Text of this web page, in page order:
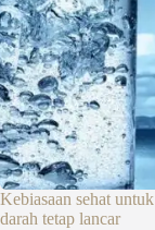
Kebiasaan sehat
darah tetap lancar